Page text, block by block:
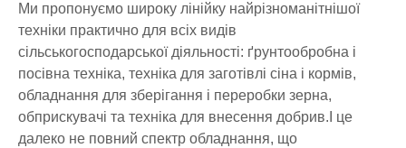
Ми пропонуємо широку лінійку найрізноманітнішої
техніки практично для всіх видів
сільськогосподарської діяльності: ґрунтообробна і
посівна техніка, техніка для заготівлі сіна і кормів,
обладнання для зберігання і переробки зерна,
обприскувачі та техніка для внесення добрив.І це
далеко не повний спектр обладнання, що